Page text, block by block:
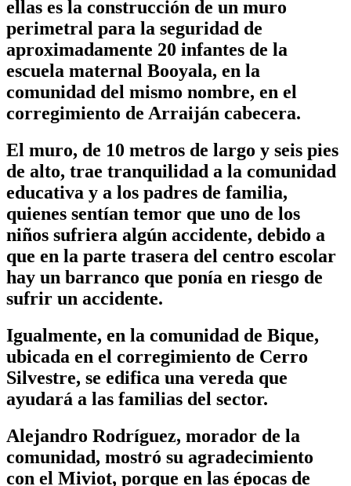
ellas es la construcción de un muro
perimetral para la seguridad de
aproximadamente 20 infantes de la
escuela maternal Booyala, en la
comunidad del mismo nombre, en el
corregimiento de Arraiján cabecera.
El muro, de 10 metros de largo y seis pies
de alto, trae tranquilidad a la comunidad
educativa y a los padres de familia,
quienes sentían temor que uno de los
niños sufriera algún accidente, debido a
que en la parte trasera del centro escolar
hay un barranco que ponía en riesgo de
sufrir un accidente.
Igualmente, en la comunidad de Bique,
ubicada en el corregimiento de Cerro
Silvestre, se edifica una vereda que
ayudará a las familias del sector.
Alejandro Rodríguez, morador de la
comunidad, mostró su agradecimiento
con el Miviot, porque en las épocas de